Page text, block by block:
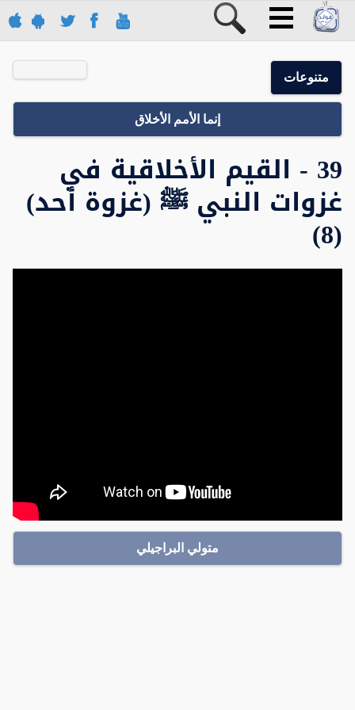
متنوعات
إنما الأمم الأخلاق
39 - القيم الأخلاقية في
غزوات النبي ﷺ (غزوة أحد)
(8)
متولي البراجيلي